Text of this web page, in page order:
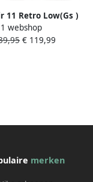
11 Retro Low(Gs )
Red White Sail
36+ Shoes grade
1 webshop
€ 119,99
merken